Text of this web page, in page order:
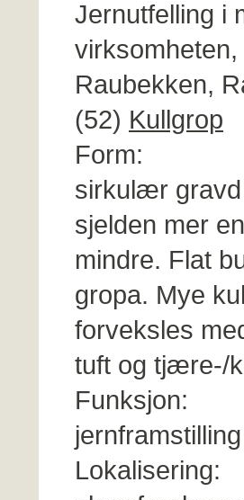
Jernutfelling i
Raubekken,
(52) Kullgrop
Form:
sirkulær gravd
sjelden mer
mindre. Flat
gropa. Mye
forveksles
tuft og tjære-/
Funksjon:
Lokalisering: